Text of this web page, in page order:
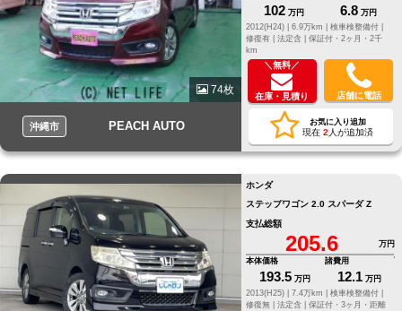
74枚
沖縄市 PEACH AUTO
102 万円 6.8 万円
2012(H24) |
6.9万km |
検車検整備付 |
修復有 | 法定含 | 保証付・2ヶ月・2千
km
＼無料／
在庫・見積り 店舗に電話
お気に入り追加
現在 2 人が追加済
ホンダ
ステップワゴン 2.0 スパーダ Z
支払総額
205.6
万円
本体価格
193.5 万円
諸費用
12.1 万円
2013(H25) |
7.4万km |
検車検整備付 |
修復無 | 法定含 | 保証付・3ヶ月・距離